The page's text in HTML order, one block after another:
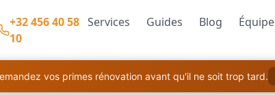
+32 456 40 58
10
Services Guides Blog Équipe
vos primes rénovation avant qu'il ne soit trop tard.